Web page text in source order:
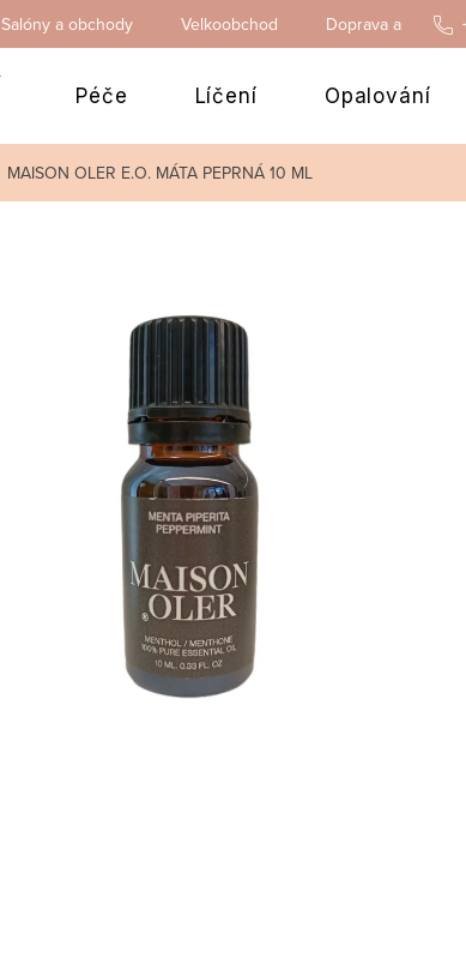
Salóny a obchody Velkoobchod Doprava a platba
Péče Líčení Opalování
MAISON OLER E.O. MÁTA PEPRNÁ 10 ML